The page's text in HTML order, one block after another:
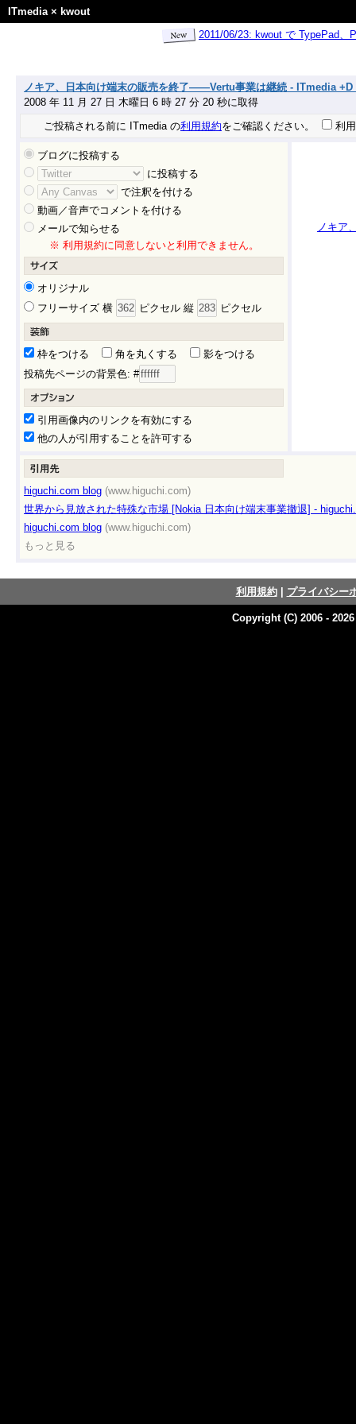
ITmedia× kwout
2011/06/23: kwout で TypePad
ノキア、日本向け端末の販売を終了——Vertu事業は継続 - ITmedia +D
2008 年 11 月 27 日 木曜日 6 時 27 分 20 秒に取得
ご投稿される前に ITmedia の利用規約をご確認ください。 利
ブログに投稿する
に投稿する
で注釈を付ける
動画／音声でコメントを付ける
メールで知らせる
※ 利用規約に同意しないと利用できません。
オリジナル
フリーサイズ 横
ピクセル 縦 ピクセル
枠をつける 角を丸くする
影をつける
投稿先ページの背景色: #
引用画像内のリンクを有効にする
他の人が引用することを許可する
ノキア
higuchi.com blog (www.higuchi.com)
世界から見放された特殊な市場 [Nokia 日本向け端末事業撤退] -
higuchi.com blog (www.higuchi.com)
もっと見る
利用規約| プライバシー
Copyright (C) 2006 -